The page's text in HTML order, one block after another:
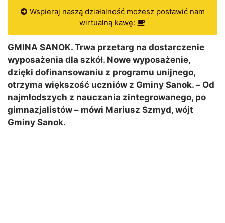
Wspieraj naszą działalność możesz postawić nam
wirtualną kawę:
GMINA SANOK. Trwa przetarg na dostarczenie
wyposażenia dla szkół. Nowe wyposażenie,
dzięki dofinansowaniu z programu unijnego,
otrzyma większość uczniów z Gminy Sanok. – Od
najmłodszych z nauczania zintegrowanego, po
gimnazjalistów – mówi Mariusz Szmyd, wójt
Gminy Sanok.